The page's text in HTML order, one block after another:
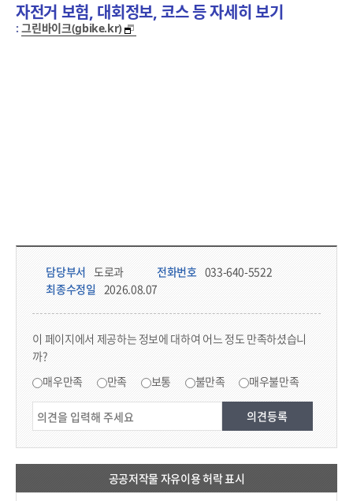
자전거 보험, 대회정보, 코스 등 자세히 보기
:그린바이크(gbike.kr)
담당부서 정보 & 컨텐츠 만족도 조사 & 공공저작물 자유이용 허락 표시
담당부서 도로과 전화번호 033-640-5522
최종수정일 2026.08.07
이 페이지에서 제공하는 정보에 대하여 어느 정도 만족하셨습니
까?
매우만족 만족 보통 불만족 매우불만족
공공저작물 자유이용 허락 표시